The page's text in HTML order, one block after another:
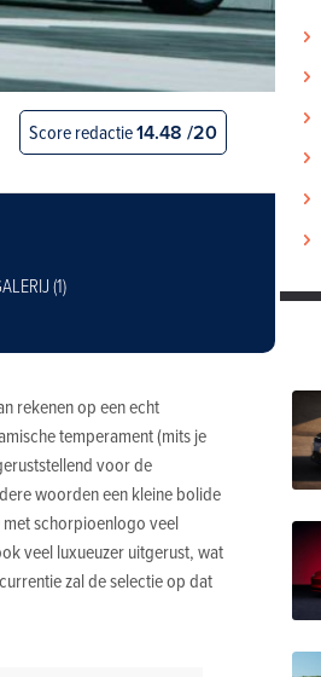
Score redactie14.48 /20
(1)
rekenen op een echt
temperament (mits je
voor de
woorden een kleine bolide
schorpioenlogo veel
veel luxueuzer uitgerust, wat
zal de selectie op dat